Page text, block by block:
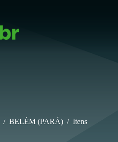
/ BELÉM (PARÁ) / Itens